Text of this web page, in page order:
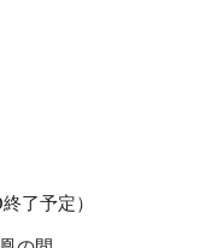
了予定）